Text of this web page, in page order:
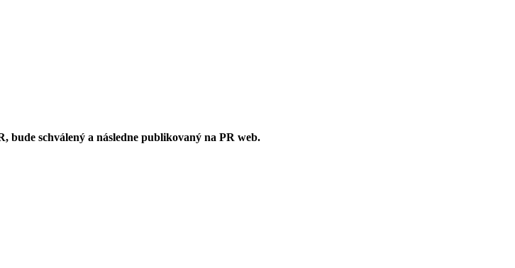
bude schválený a následne publikovaný na PR web.